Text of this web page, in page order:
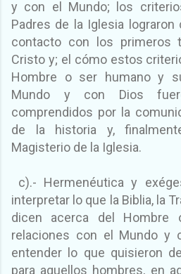
y con el Mundo; los
Padres de la Iglesia
contacto con los primeros
Cristo y; el cómo estos
Hombre o ser humano y
Mundo y con Dios
comprendidos por la
de la historia y,
Magisterio de la Iglesia.
c).- Hermenéutica y
interpretar lo que la Biblia, la
dicen acerca del
relaciones con el Mundo y
entender lo que quisieron
para aquellos hombres, en